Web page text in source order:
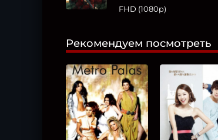
FHD (1080p)
Рекомендуем посмотреть